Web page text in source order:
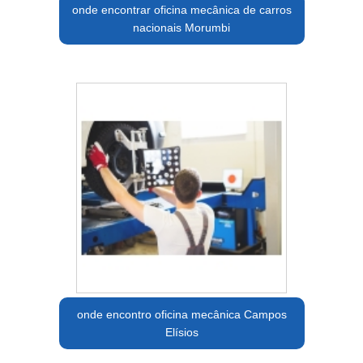
onde encontrar oficina mecânica de carros
nacionais Morumbi
onde encontro oficina mecânica Campos
Elísios